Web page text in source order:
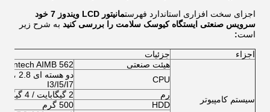
اجزای سخت افزاری استاندارد فهرست
مانیتور LCD ویندوز 7 خود
سرویس صنعتی ایستگاه کیوسک سلامت را بررسی کنید به شرح زیر
است:
اجزاء جزئیات
سیستم کامپیوتر
هیئت صنعتی
AIMB 562
CPU
I3/I5/I7
رم
2 گیگابایت / 4 گیگابایت / 8 گیگابایت
HDD
500 گرم